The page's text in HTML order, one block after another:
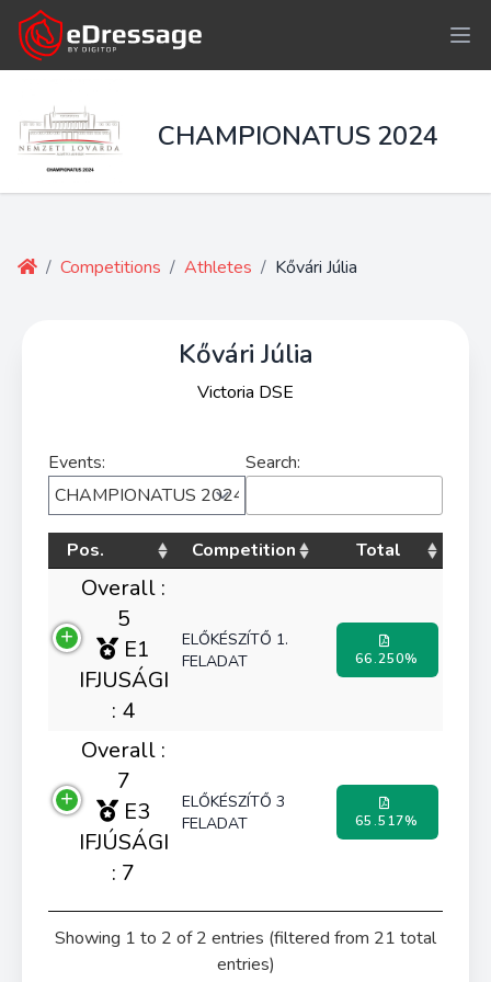
CHAMPIONATUS 2024
/ Competitions / Athletes / Kővári Júlia
Kővári Júlia
Victoria DSE
Events: Search:
Pos. Competition Total
Overall :
5
E1
IFJUSÁGI
: 4
ELŐKÉSZÍTŐ 1.
FELADAT
66.250%
Overall :
7
E3
IFJÚSÁGI
: 7
ELŐKÉSZÍTŐ 3
FELADAT
65.517%
Showing 1 to 2 of 2 entries (filtered from 21 total
entries)